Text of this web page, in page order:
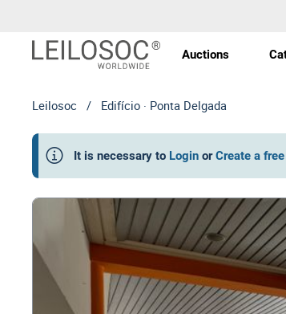
Auctions
Leilosoc / Edifício · Ponta Delgada
It is necessary to Login or Create a